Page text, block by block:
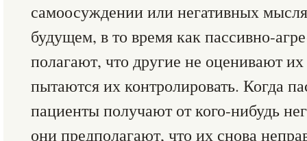
самоосуждении или негативных
будущем, в то время как пассивно-
полагают, что другие не оценивают
пытаются их контролировать. Когда
пациенты получают от кого-нибудь
они предполагают, что их снова